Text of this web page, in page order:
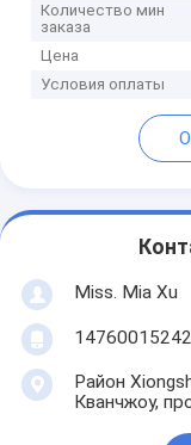
Количество мин
заказа
Цена
Условия оплаты
Miss. Mia Xu
14760015242
Район
Кванчжоу,